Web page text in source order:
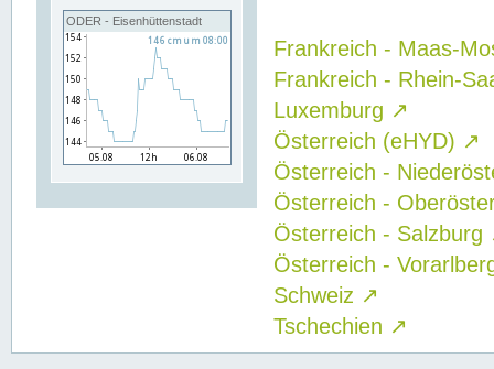
ODER - Eisenhüttenstadt
Frankreich - Maas-
Frankreich - Rhein-
Luxemburg ↗
Österreich (eHYD) ↗
Österreich -
Österreich -
Österreich - Salzburg
Österreich -
Schweiz ↗
Tschechien ↗